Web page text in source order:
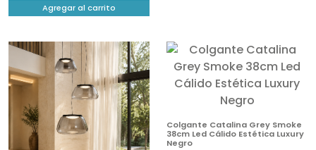
Agregar al carrito
Colgante Catalina Grey Smoke
38cm Led Cálido Estética Luxury
Negro